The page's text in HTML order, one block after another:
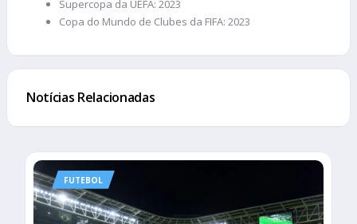
Supercopa da UEFA: 2023
Copa do Mundo de Clubes da FIFA: 2023
Notícias Relacionadas
FUTEBOL